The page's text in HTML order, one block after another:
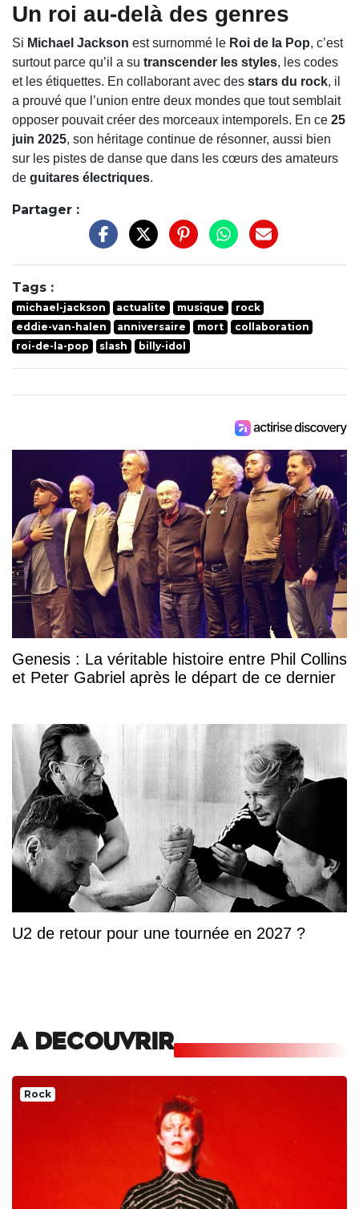
Un roi au-delà des genres
Si Michael Jackson est surnommé le Roi de la Pop, c’est
surtout parce qu’il a su transcender les styles, les codes
et les étiquettes. En collaborant avec des stars du rock, il
a prouvé que l’union entre deux mondes que tout semblait
opposer pouvait créer des morceaux intemporels. En ce 25
juin 2025, son héritage continue de résonner, aussi bien
sur les pistes de danse que dans les cœurs des amateurs
de guitares électriques.
Partager :
Tags :
michael-jackson actualite musique
rock
eddie-van-halen
anniversaire mort
collaboration
roi-de-la-pop
slash billy-idol
Genesis : La véritable histoire entre Phil Collins
et Peter Gabriel après le départ de ce dernier
U2 de retour pour une tournée en 2027 ?
A DECOUVRIR
Rock